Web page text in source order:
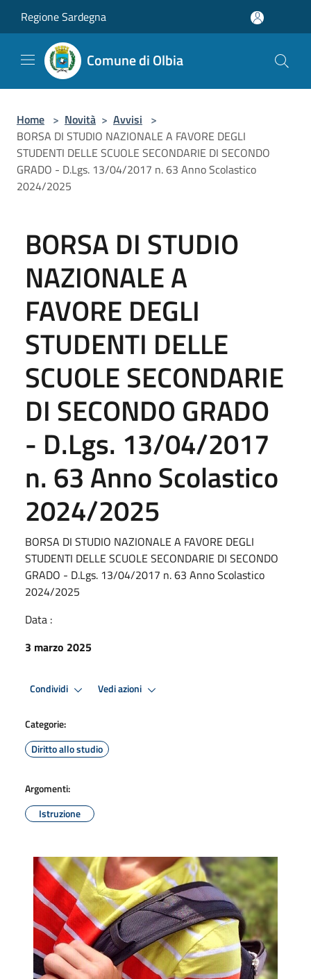
Regione Sardegna
Comune di Olbia
Home > Novità > Avvisi >
BORSA DI STUDIO NAZIONALE A FAVORE DEGLI
STUDENTI DELLE SCUOLE SECONDARIE DI SECONDO
GRADO - D.Lgs. 13/04/2017 n. 63 Anno Scolastico
2024/2025
BORSA DI STUDIO
NAZIONALE A
FAVORE DEGLI
STUDENTI DELLE
SCUOLE SECONDARIE
DI SECONDO GRADO
- D.Lgs. 13/04/2017
n. 63 Anno Scolastico
2024/2025
BORSA DI STUDIO NAZIONALE A FAVORE DEGLI
STUDENTI DELLE SCUOLE SECONDARIE DI SECONDO
GRADO - D.Lgs. 13/04/2017 n. 63 Anno Scolastico
2024/2025
Data :
3 marzo 2025
Condividi Vedi azioni
Categorie:
Diritto allo studio
Argomenti:
Istruzione